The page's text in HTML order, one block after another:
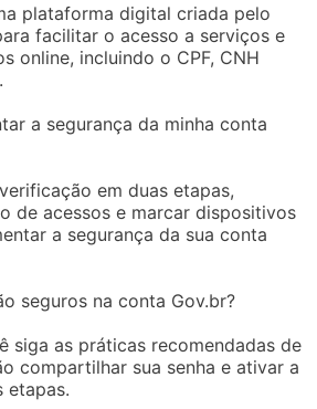
plataforma digital criada pelo
facilitar o acesso a serviços e
online, incluindo o CPF, CNH
a segurança da minha conta
em duas etapas,
de acessos e marcar dispositivos
a segurança da sua conta
seguros na conta Gov.br?
siga as práticas recomendadas de
compartilhar sua senha e ativar a
etapas.